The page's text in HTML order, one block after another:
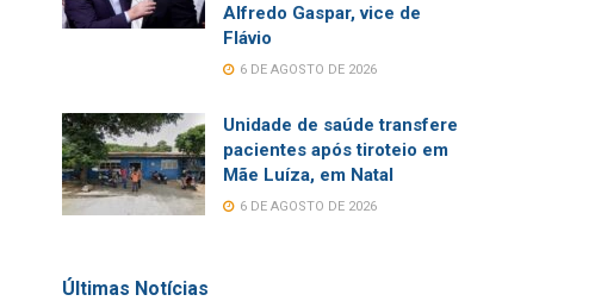
Alfredo Gaspar, vice de
Flávio
6 DE AGOSTO DE 2026
Unidade de saúde transfere
pacientes após tiroteio em
Mãe Luíza, em Natal
6 DE AGOSTO DE 2026
Últimas Notícias